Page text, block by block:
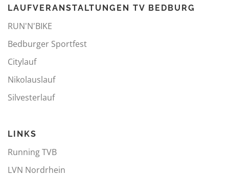
LAUFVERANSTALTUNGEN TV BEDBURG
RUN'N'BIKE
Bedburger Sportfest
Citylauf
Nikolauslauf
Silvesterlauf
LINKS
Running TVB
LVN Nordrhein